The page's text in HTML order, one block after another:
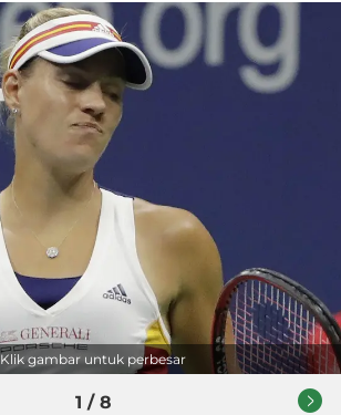
Klik gambar untuk perbesar
1 / 8